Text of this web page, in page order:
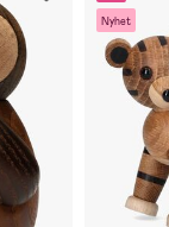
Nyhet